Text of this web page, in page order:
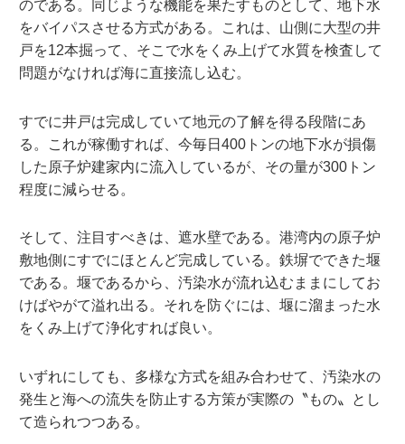
のである。同じような機能を果たすものとして、地下水
をバイパスさせる方式がある。これは、山側に大型の井
戸を12本掘って、そこで水をくみ上げて水質を検査して
問題がなければ海に直接流し込む。
すでに井戸は完成していて地元の了解を得る段階にあ
る。これが稼働すれば、今毎日400トンの地下水が損傷
した原子炉建家内に流入しているが、その量が300トン
程度に減らせる。
そして、注目すべきは、遮水壁である。港湾内の原子炉
敷地側にすでにほとんど完成している。鉄塀でできた堰
である。堰であるから、汚染水が流れ込むままにしてお
けばやがて溢れ出る。それを防ぐには、堰に溜まった水
をくみ上げて浄化すれば良い。
いずれにしても、多様な方式を組み合わせて、汚染水の
発生と海への流失を防止する方策が実際の〝もの〟とし
て造られつつある。